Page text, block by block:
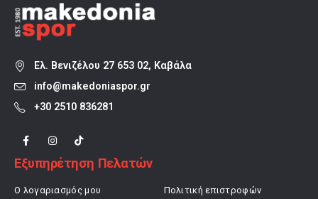
Ελ. Βενιζέλου 27 653 02, Καβάλα
info@makedoniaspor.gr
+30 2510 836281
Εξυπηρέτηση Πελατών
Ο λογαριασμός μου Πολιτική επιστροφών